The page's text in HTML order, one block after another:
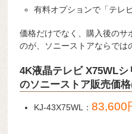
有料オプションで「テレ
価格だけでなく、購入後のサ
のが、ソニーストアならでは
4K液晶テレビ X75WLシ
のソニーストア販売価格
KJ-43X75WL：83,600